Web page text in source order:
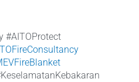
#AITOProtect